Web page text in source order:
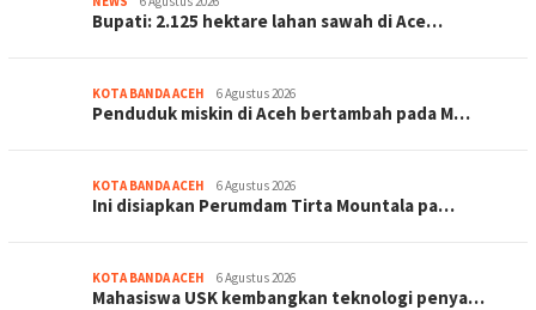
Bupati: 2.125 hektare lahan sawah di Ace…
KOTA BANDA ACEH 6 Agustus 2026
Penduduk miskin di Aceh bertambah pada M…
KOTA BANDA ACEH 6 Agustus 2026
Ini disiapkan Perumdam Tirta Mountala pa…
KOTA BANDA ACEH 6 Agustus 2026
Mahasiswa USK kembangkan teknologi penya…